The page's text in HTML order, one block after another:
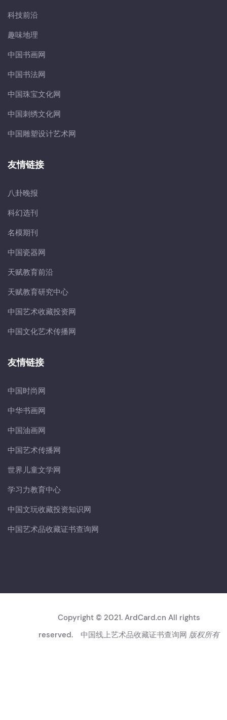
科技前沿
趣味地理
中国书画网
中国书法网
中国珠宝文化网
中国刺绣文化网
中国雕塑设计艺术网
友情链接
八卦晚报
科幻选刊
名模期刊
中国瓷器网
天赋教育前沿
天赋教育研究中心
中国艺术收藏投资网
中国文化艺术传播网
友情链接
中国时尚网
中华书画网
中国油画网
中国艺术传播网
世界儿童文学网
学习力教育中心
中国文玩收藏投资知识网
中国艺术品收藏证书查询网
Copyright © 2021. ArdCard.cn All rights
reserved. 中国线上艺术品收藏证书查询网 版权所有